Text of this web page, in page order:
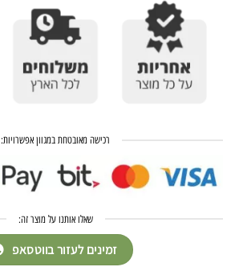
רכישה מאובטחת במגוון אפשרויות:
שאלו אותנו על מוצר זה:
זמינים לעזור בווטסאפ